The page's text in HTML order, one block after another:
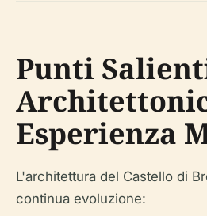
Punti
Esperienza
L'architettura del Castello di
continua evoluzione: